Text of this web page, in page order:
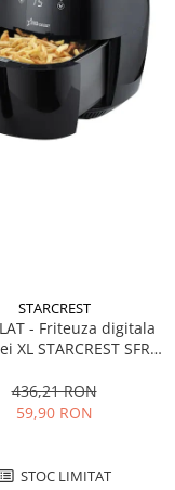
STARCREST
- Friteuza digitala
XL STARCREST SFR-
80 - 200 °C, 8
predefinite, Negru
436,21 RON
59,90 RON
STOC LIMITAT